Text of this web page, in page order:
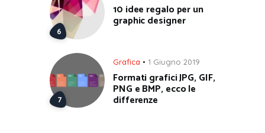
10 idee regalo per un
graphic designer
Grafica 1 Giugno 2019
Formati grafici JPG, GIF,
PNG e BMP, ecco le
differenze